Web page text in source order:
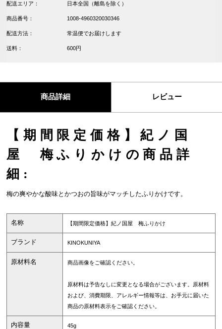
配送エリア： 日本全国（離島を除く）
商品番号： 1008-4960320030346
配送方法： 常温便でお届けします
送料： 600円
商品詳細 レビュー
【期間限定価格】紀ノ国
屋 梅ふりかけの商品詳
細:
梅の爽やかな酸味とかつおの旨味がマッチしたふりかけです。
名称 【期間限定価格】紀ノ国屋 梅ふりかけ
ブランド KINOKUNIYA
原材料名 商品画像をご確認ください。
原材料は予告なしに変更となる場合がございます。原材料
および、消費期限、アレルギー情報等は、お手元に届いた
商品の原材料表示をご確認ください。
内容量 45g